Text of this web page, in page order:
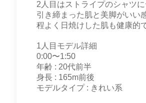
2人目はストライプのシャツ
引き締まった肌と美脚がいい
程よく日焼けした肌も健康的
1人目モデル詳細
0:00〜1:50
年齢 : 20代前半
身長 : 165m前後
モデルタイプ : きれい系